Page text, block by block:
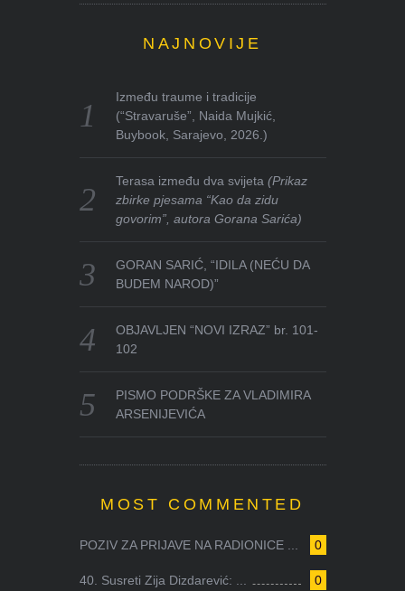
NAJNOVIJE
Između traume i tradicije
(“Stravaruše”, Naida Mujkić,
Buybook, Sarajevo, 2026.)
Terasa između dva svijeta(Prikaz
zbirke pjesama “Kao da zidu
govorim”, autora Gorana Sarića)
GORAN SARIĆ, “IDILA (NEĆU DA
BUDEM NAROD)”
OBJAVLJEN “NOVI IZRAZ” br. 101-
102
PISMO PODRŠKE ZA VLADIMIRA
ARSENIJEVIĆA
MOST COMMENTED
0
POZIV ZA PRIJAVE NA RADIONICE ...
0
40. Susreti Zija Dizdarević: ...